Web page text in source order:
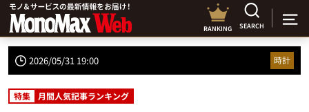
RANKING SEARCH
2026/05/31 19:00 時計
特集 月間人気記事ランキング